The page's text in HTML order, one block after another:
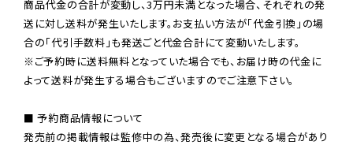
商品代金の合計が変動し、3万円未満となった場合、それぞれの発
送に対し送料が発生いたします。お支払い方法が「代金引換」の場
※ご予約時に送料無料となっていた場合でも、お届け時の代金に
よって送料が発生する場合もございますのでご注意下さい。
■ 予約商品情報について
発売前の掲載情報は監修中の為、発売後に変更となる場合があり